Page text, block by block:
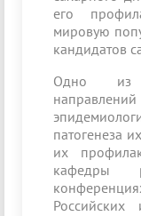
его
мировую
кандидатов
Одно из
патогенеза
их
кафедры
Российских